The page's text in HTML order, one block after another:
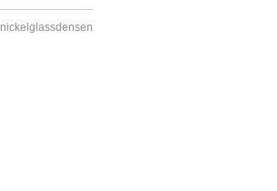
nickelglassdensen